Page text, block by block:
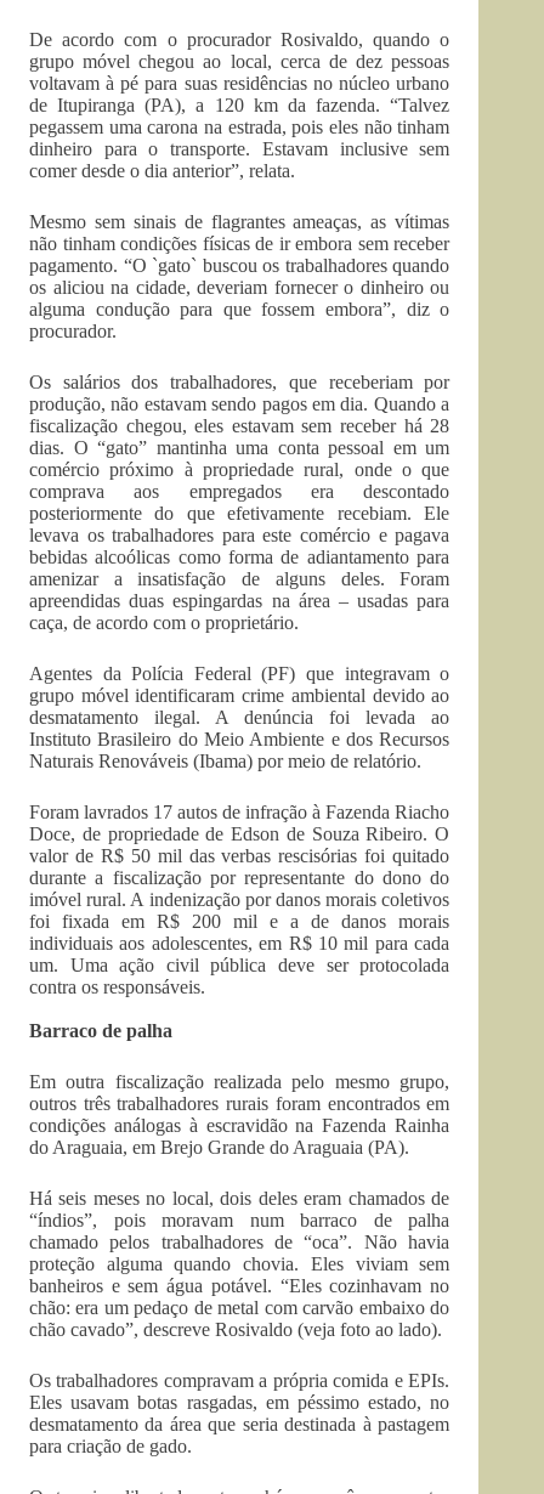
De acordo com o procurador Rosivaldo, quando o
grupo móvel chegou ao local, cerca de dez pessoas
voltavam à pé para suas residências no núcleo urbano
de Itupiranga (PA), a 120 km da fazenda. “Talvez
pegassem uma carona na estrada, pois eles não tinham
dinheiro para o transporte. Estavam inclusive sem
comer desde o dia anterior”, relata.
Mesmo sem sinais de flagrantes ameaças, as vítimas
não tinham condições físicas de ir embora sem receber
pagamento. “O `gato` buscou os trabalhadores quando
os aliciou na cidade, deveriam fornecer o dinheiro ou
alguma condução para que fossem embora”, diz o
procurador.
Os salários dos trabalhadores, que receberiam por
produção, não estavam sendo pagos em dia. Quando a
fiscalização chegou, eles estavam sem receber há 28
dias. O “gato” mantinha uma conta pessoal em um
comércio próximo à propriedade rural, onde o que
comprava aos empregados era descontado
posteriormente do que efetivamente recebiam. Ele
levava os trabalhadores para este comércio e pagava
bebidas alcoólicas como forma de adiantamento para
amenizar a insatisfação de alguns deles. Foram
apreendidas duas espingardas na área – usadas para
caça, de acordo com o proprietário.
Agentes da Polícia Federal (PF) que integravam o
grupo móvel identificaram crime ambiental devido ao
desmatamento ilegal. A denúncia foi levada ao
Instituto Brasileiro do Meio Ambiente e dos Recursos
Naturais Renováveis (Ibama) por meio de relatório.
Foram lavrados 17 autos de infração à Fazenda Riacho
Doce, de propriedade de Edson de Souza Ribeiro. O
valor de R$ 50 mil das verbas rescisórias foi quitado
durante a fiscalização por representante do dono do
imóvel rural. A indenização por danos morais coletivos
foi fixada em R$ 200 mil e a de danos morais
individuais aos adolescentes, em R$ 10 mil para cada
um. Uma ação civil pública deve ser protocolada
contra os responsáveis.
Barraco de palha
Em outra fiscalização realizada pelo mesmo grupo,
outros três trabalhadores rurais foram encontrados em
condições análogas à escravidão na Fazenda Rainha
do Araguaia, em Brejo Grande do Araguaia (PA).
Há seis meses no local, dois deles eram chamados de
“índios”, pois moravam num barraco de palha
chamado pelos trabalhadores de “oca”. Não havia
proteção alguma quando chovia. Eles viviam sem
banheiros e sem água potável. “Eles cozinhavam no
chão: era um pedaço de metal com carvão embaixo do
chão cavado”, descreve Rosivaldo (veja foto ao lado).
Os trabalhadores compravam a própria comida e EPIs.
Eles usavam botas rasgadas, em péssimo estado, no
desmatamento da área que seria destinada à pastagem
para criação de gado.